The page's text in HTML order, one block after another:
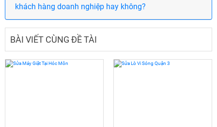
khách hàng doanh nghiệp hay không?
BÀI VIẾT CÙNG ĐỀ TÀI